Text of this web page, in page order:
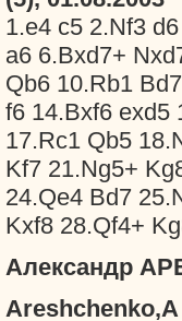
1.e4 c5 2.Nf3
a6 6.Bxd7+
Qb6 10.Rb1
f6 14.Bxf6 exd5
17.Rc1 Qb5
Kf7 21.Ng5+
24.Qe4 Bd7
Kxf8 28.Qf4+
Александр